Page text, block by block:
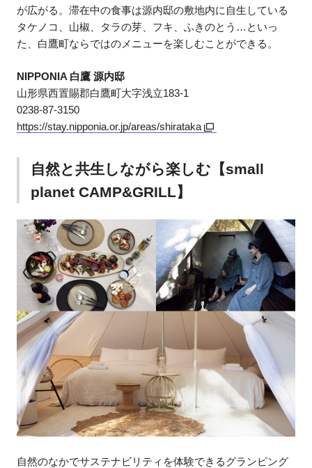
が広がる。滞在中の食事は源内邸の敷地内に自生している
タケノコ、山椒、タラの芽、フキ、ふきのとう…といっ
た、白鷹町ならではのメニューを楽しむことができる。
NIPPONIA 白鷹 源内邸
山形県西置賜郡白鷹町大字浅立183-1
0238-87-3150
https://stay.nipponia.or.jp/areas/shirataka
自然と共生しながら楽しむ【small
planet CAMP&GRILL】
自然のなかでサステナビリティを体験できるグランピング